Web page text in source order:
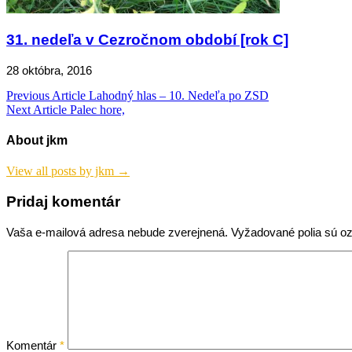
31. nedeľa v Cezročnom období [rok C]
28 októbra, 2016
Navigácia
v
článku
Previous Article Lahodný hlas – 10. Nedeľa po ZSD
Next Article Palec hore,
About jkm
View all posts by jkm →
Pridaj komentár
Vaša e-mailová adresa nebude zverejnená. Vyžadované polia sú
Komentár *